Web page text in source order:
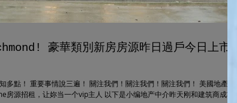
豪華類別新房房源昨日過戶今日上市，
點！ 重要事情說三遍！ 關注我們！關注我們！關注我們！ ​美國地產及
源招租，让妳当一个vip主人 以下是小编地产中介昨天刚和建筑商成功过